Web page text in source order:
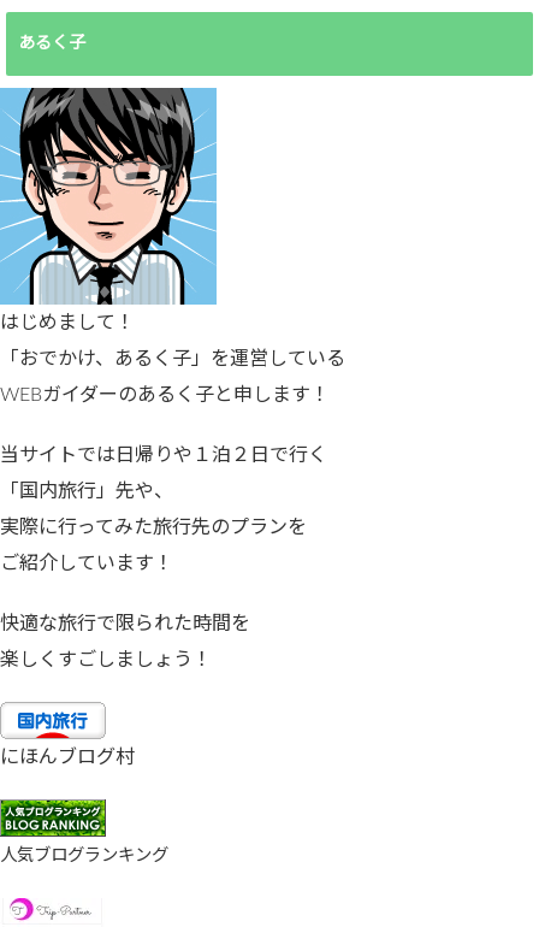
あるく子
はじめまして！
「おでかけ、あるく子」を運営している
WEBガイダーのあるく子と申します！
当サイトでは日帰りや１泊２日で行く
「国内旅行」先や、
実際に行ってみた旅行先のプランを
ご紹介しています！
快適な旅行で限られた時間を
楽しくすごしましょう！
にほんブログ村
人気ブログランキング